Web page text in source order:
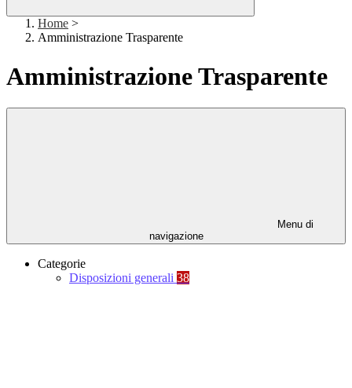
Home >
Amministrazione Trasparente
Amministrazione Trasparente
Menu di
navigazione
Categorie
Disposizioni generali 38